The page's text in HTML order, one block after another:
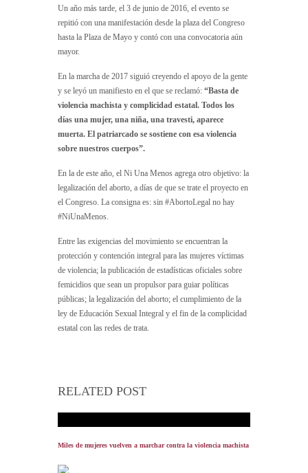
Un año más tarde, el 3 de junio de 2016, el evento se
repitió con una manifestación desde la plaza del Congreso
hasta la Plaza de Mayo y contó con una convocatoria aún
mayor.
En la marcha de 2017 siguió creyendo el apoyo de la gente
y se leyó un manifiesto en el que se reclamó: “Basta de
violencia machista y complicidad estatal. Todos los
días una mujer, una niña, una travesti, aparece
muerta. El patriarcado se sostiene con esa violencia
sobre nuestros cuerpos”.
En la de este año, el Ni Una Menos agrega otro objetivo: la
legalización del aborto, a días de que se trate el proyecto en
el Congreso. La consigna es: sin #AbortoLegal no hay
#NiUnaMenos.
Entre las exigencias del movimiento se encuentran la
protección y contención integral para las mujeres víctimas
de violencia; la publicación de estadísticas oficiales sobre
femicidios que sean un propulsor para guiar políticas
públicas; la legalización del aborto; el cumplimiento de la
ley de Educación Sexual Integral y el fin de la complicidad
estatal con las redes de trata.
RELATED POST
Miles de mujeres vuelven a marchar contra la violencia machista